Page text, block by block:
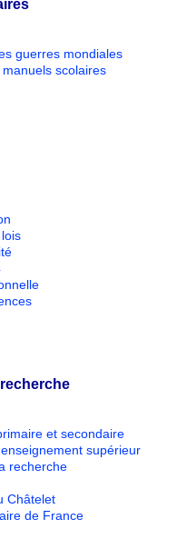
guerres mondiales
scolaires
et secondaire
supérieur
recherche
Châtelet
de France